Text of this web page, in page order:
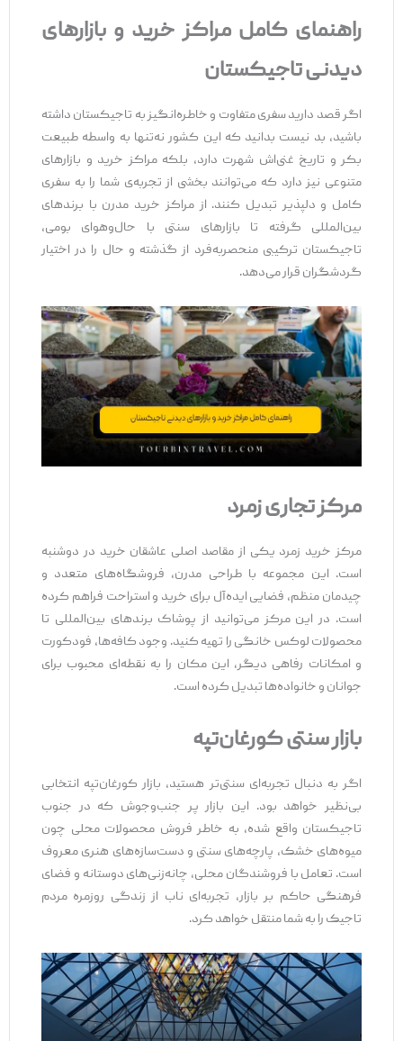
راهنمای کامل مراکز خرید و بازارهای
دیدنی تاجیکستان
اگر قصد دارید سفری متفاوت و خاطره‌انگیز به تاجیکستان داشته
باشید، بد نیست بدانید که این کشور نه‌تنها به واسطه طبیعت
بکر و تاریخ غنی‌اش شهرت دارد، بلکه مراکز خرید و بازارهای
متنوعی نیز دارد که می‌توانند بخشی از تجربه‌ی شما را به سفری
کامل و دلپذیر تبدیل کنند. از مراکز خرید مدرن با برندهای
بین‌المللی گرفته تا بازارهای سنتی با حال‌وهوای بومی،
تاجیکستان ترکیبی منحصربه‌فرد از گذشته و حال را در اختیار
گردشگران قرار می‌دهد.
مرکز تجاری زمرد
مرکز خرید زمرد یکی از مقاصد اصلی عاشقان خرید در دوشنبه
است. این مجموعه با طراحی مدرن، فروشگاه‌های متعدد و
چیدمان منظم، فضایی ایده‌آل برای خرید و استراحت فراهم کرده
است. در این مرکز می‌توانید از پوشاک برندهای بین‌المللی تا
محصولات لوکس خانگی را تهیه کنید. وجود کافه‌ها، فودکورت
و امکانات رفاهی دیگر، این مکان را به نقطه‌ای محبوب برای
جوانان و خانواده‌ها تبدیل کرده است.
بازار سنتی کورغان‌تپه
اگر به دنبال تجربه‌ای سنتی‌تر هستید، بازار کورغان‌تپه انتخابی
بی‌نظیر خواهد بود. این بازار پر جنب‌وجوش که در جنوب
تاجیکستان واقع شده، به خاطر فروش محصولات محلی چون
میوه‌های خشک، پارچه‌های سنتی و دست‌سازه‌های هنری معروف
است. تعامل با فروشندگان محلی، چانه‌زنی‌های دوستانه و فضای
فرهنگی حاکم بر بازار، تجربه‌ای ناب از زندگی روزمره مردم
تاجیک را به شما منتقل خواهد کرد.